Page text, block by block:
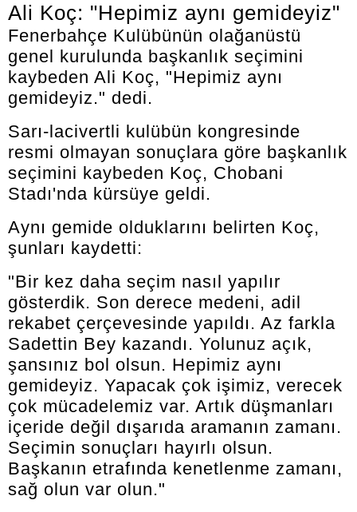
Ali Koç: "Hepimiz aynı gemideyiz"
Fenerbahçe Kulübünün olağanüstü
genel kurulunda başkanlık seçimini
kaybeden Ali Koç, "Hepimiz aynı
gemideyiz." dedi.
Sarı-lacivertli kulübün kongresinde
resmi olmayan sonuçlara göre başkanlık
seçimini kaybeden Koç, Chobani
Stadı'nda kürsüye geldi.
Aynı gemide olduklarını belirten Koç,
şunları kaydetti:
"Bir kez daha seçim nasıl yapılır
gösterdik. Son derece medeni, adil
rekabet çerçevesinde yapıldı. Az farkla
Sadettin Bey kazandı. Yolunuz açık,
şansınız bol olsun. Hepimiz aynı
gemideyiz. Yapacak çok işimiz, verecek
çok mücadelemiz var. Artık düşmanları
içeride değil dışarıda aramanın zamanı.
Seçimin sonuçları hayırlı olsun.
Başkanın etrafında kenetlenme zamanı,
sağ olun var olun."